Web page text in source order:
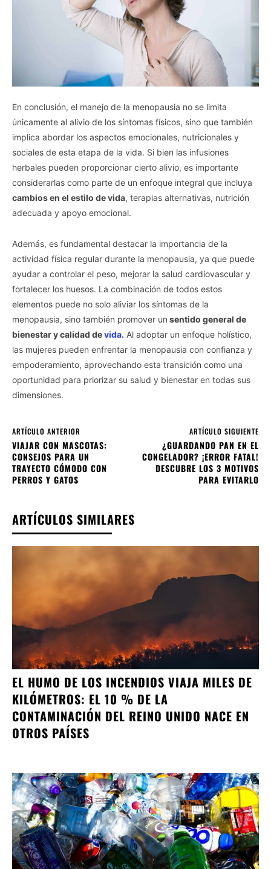
Personal Data.
Opted In
I want to opt-out of processing my
Personal Data for Targeted Advertising.
I want to opt-out of Collection, Use,
Retention, Sale, and/or Sharing of my
Purposes for which it was collected.
Opted Out
CONFIRM
En conclusión, el manejo de la menopausia no se limita
únicamente al alivio de los síntomas físicos, sino que también
implica abordar los aspectos emocionales, nutricionales y
sociales de esta etapa de la vida. Si bien las infusiones
herbales pueden proporcionar cierto alivio, es importante
considerarlas como parte de un enfoque integral que incluya
cambios en el estilo de vida, terapias alternativas, nutrición
adecuada y apoyo emocional.
Además, es fundamental destacar la importancia de la
actividad física regular durante la menopausia, ya que puede
ayudar a controlar el peso, mejorar la salud cardiovascular y
fortalecer los huesos. La combinación de todos estos
elementos puede no solo aliviar los síntomas de la
menopausia, sino también promover un sentido general de
bienestar y calidad devida. Al adoptar un enfoque holístico,
las mujeres pueden enfrentar la menopausia con confianza y
empoderamiento, aprovechando esta transición como una
oportunidad para priorizar su salud y bienestar en todas sus
dimensiones.
ARTÍCULO ANTERIOR
VIAJAR CON MASCOTAS:
CONSEJOS PARA UN
TRAYECTO CÓMODO CON
PERROS Y GATOS
ARTÍCULO SIGUIENTE
¿GUARDANDO PAN EN EL
CONGELADOR? ¡ERROR FATAL!
DESCUBRE LOS 3 MOTIVOS
PARA EVITARLO
ARTÍCULOS SIMILARES
EL HUMO DE LOS INCENDIOS VIAJA MILES DE
KILÓMETROS: EL 10 % DE LA
CONTAMINACIÓN DEL REINO UNIDO NACE EN
OTROS PAÍSES